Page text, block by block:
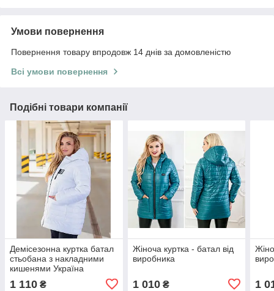
Умови повернення
Повернення товару впродовж 14 днів за домовленістю
Всі умови повернення
Подібні товари компанії
Демісезонна куртка батал
стьобана з накладними
кишенями Україна
1 110 ₴
Жіноча куртка - батал від
виробника
1 010₴ 1